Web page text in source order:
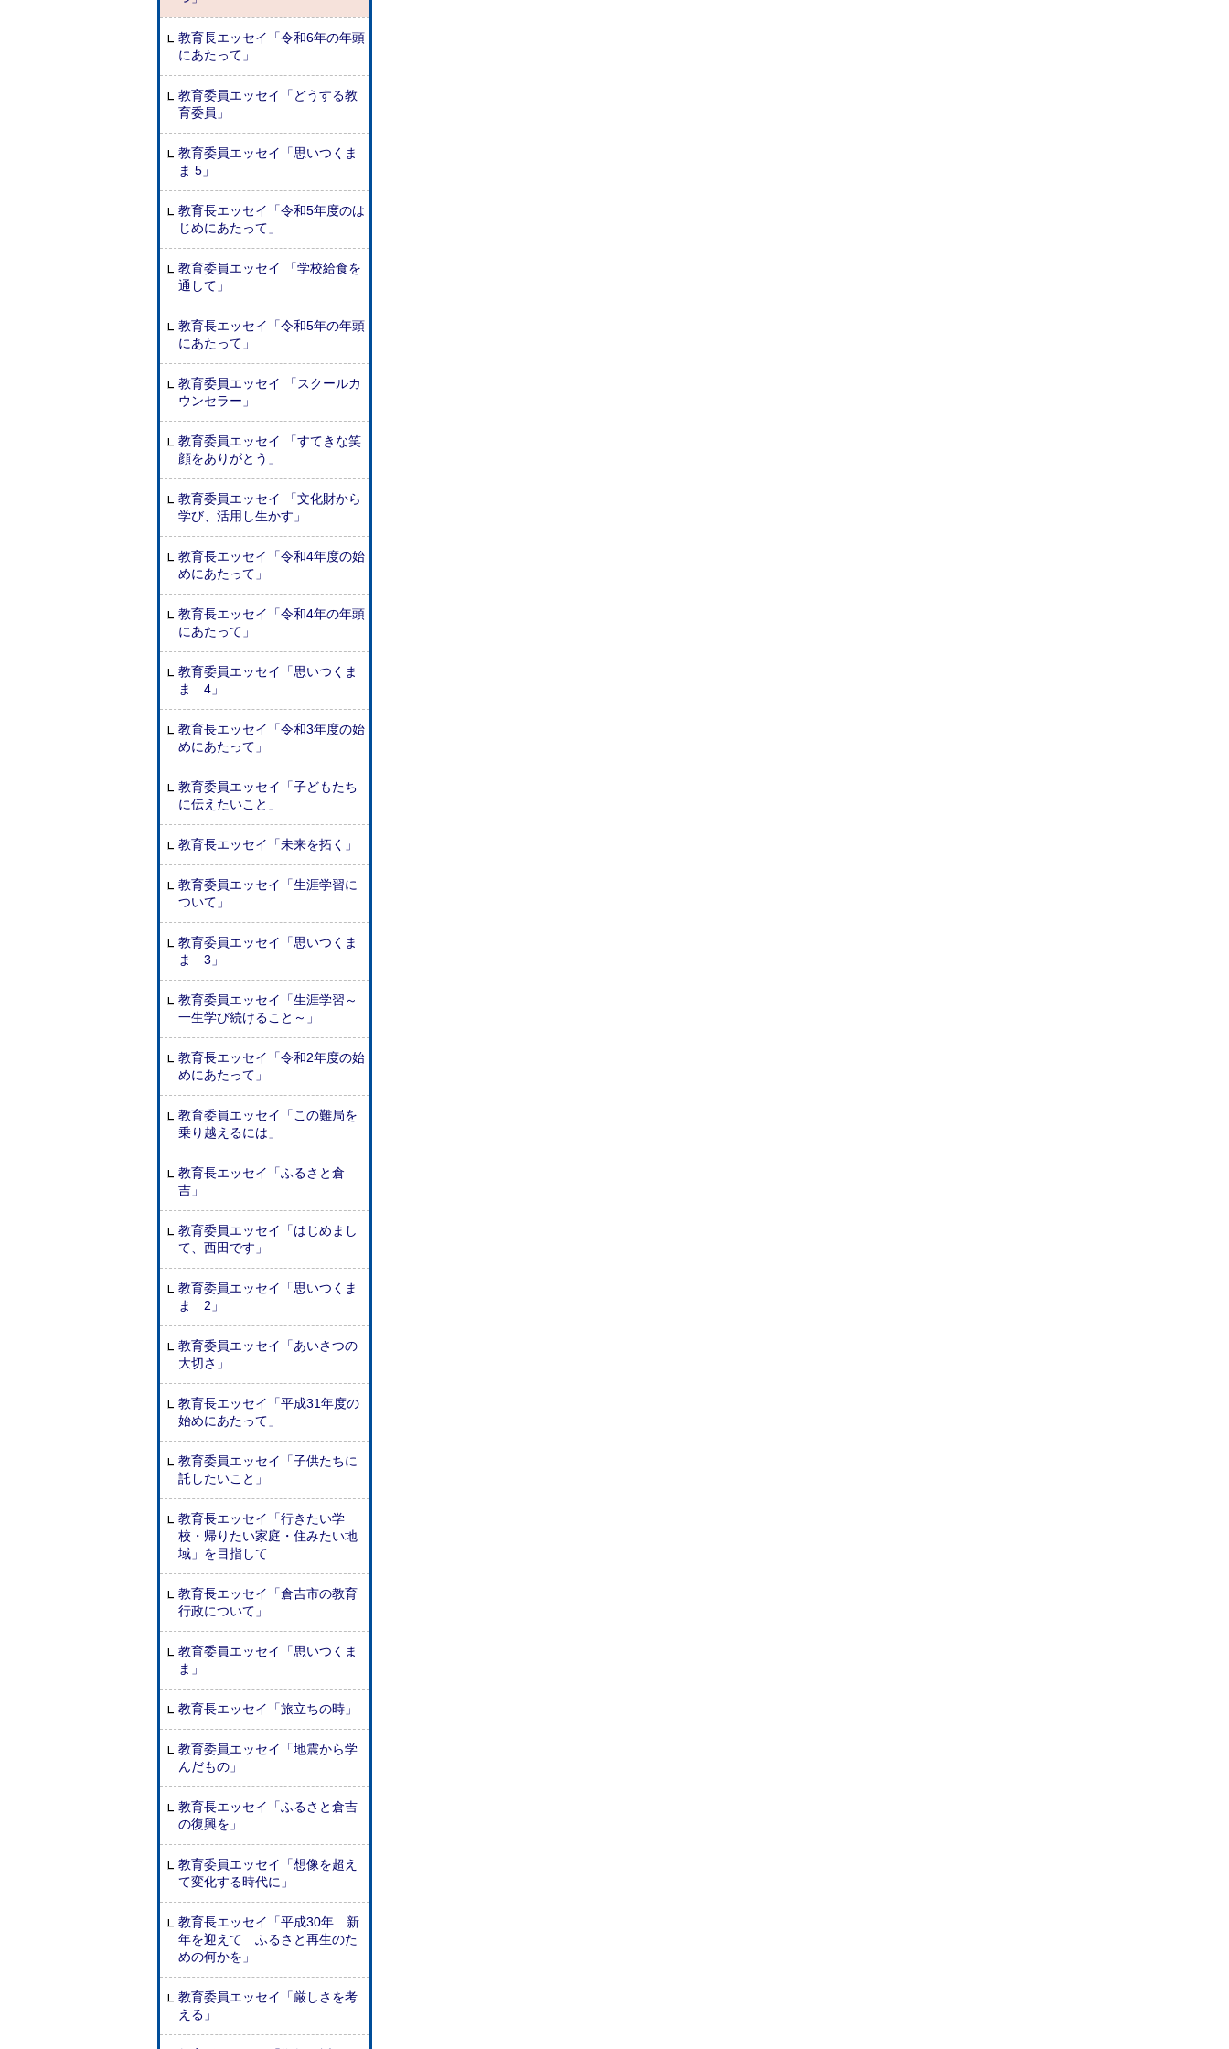
教育長エッセイ「令和6年の年頭
にあたって」
教育委員エッセイ「どうする教
育委員」
教育委員エッセイ「思いつくま
ま 5」
教育長エッセイ「令和5年度のは
じめにあたって」
教育委員エッセイ 「学校給食を
通して」
教育長エッセイ「令和5年の年頭
にあたって」
教育委員エッセイ 「スクールカ
ウンセラー」
教育委員エッセイ 「すてきな笑
顔をありがとう」
教育委員エッセイ 「文化財から
学び、活用し生かす」
教育長エッセイ「令和4年度の始
めにあたって」
教育長エッセイ「令和4年の年頭
にあたって」
教育委員エッセイ「思いつくま
ま 4」
教育長エッセイ「令和3年度の始
めにあたって」
教育委員エッセイ「子どもたち
に伝えたいこと」
教育長エッセイ「未来を拓く」
教育委員エッセイ「生涯学習に
ついて」
教育委員エッセイ「思いつくま
ま 3」
教育委員エッセイ「生涯学習～
一生学び続けること～」
教育長エッセイ「令和2年度の始
めにあたって」
教育委員エッセイ「この難局を
乗り越えるには」
教育長エッセイ「ふるさと倉
吉」
教育委員エッセイ「はじめまし
て、西田です」
教育委員エッセイ「思いつくま
ま 2」
教育委員エッセイ「あいさつの
大切さ」
教育長エッセイ「平成31年度の
始めにあたって」
教育委員エッセイ「子供たちに
託したいこと」
教育長エッセイ「行きたい学
校・帰りたい家庭・住みたい地
域」を目指して
教育長エッセイ「倉吉市の教育
行政について」
教育委員エッセイ「思いつくま
ま」
教育長エッセイ「旅立ちの時」
教育委員エッセイ「地震から学
んだもの」
教育長エッセイ「ふるさと倉吉
の復興を」
教育委員エッセイ「想像を超え
て変化する時代に」
教育長エッセイ「平成30年 新
年を迎えて ふるさと再生のた
めの何かを」
教育委員エッセイ「厳しさを考
える」